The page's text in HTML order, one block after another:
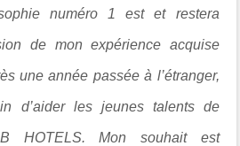
numéro 1 est et restera
de mon expérience acquise
une année passée à l’étranger,
d’aider les jeunes talents de
HOTELS. Mon souhait est